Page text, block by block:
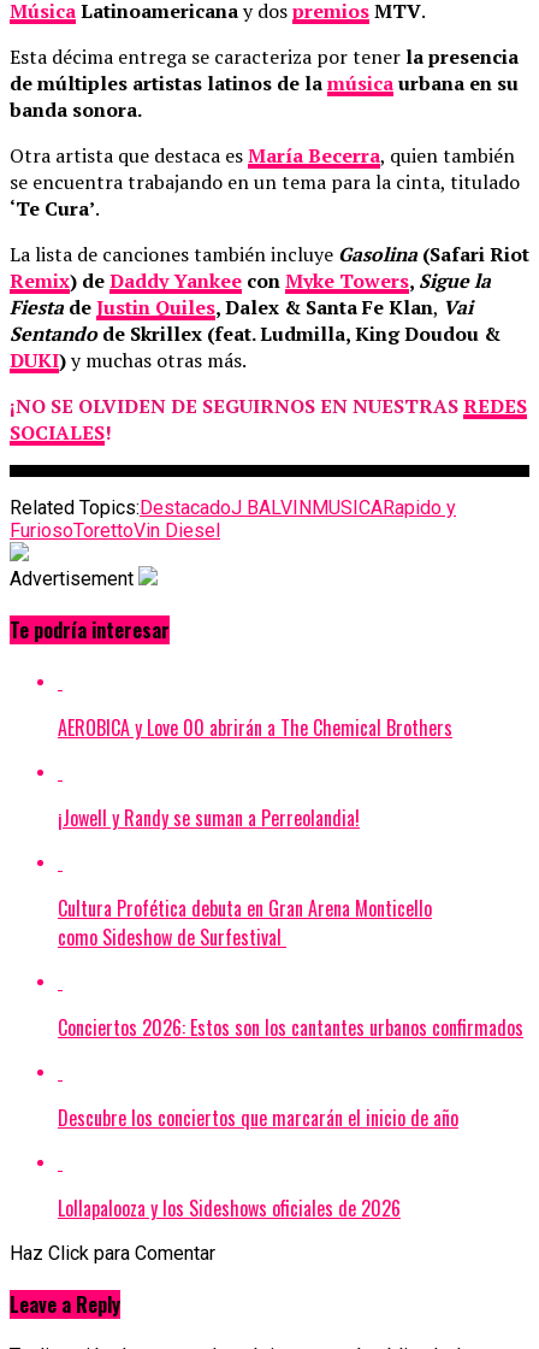
MúsicaLatinoamericanay dospremiosMTV.
Esta décima entrega se caracteriza por tener la presencia
de múltiples artistas latinos de lamúsicaurbana en su
banda sonora.
Otra artista que destaca esMaría Becerra, quien también
se encuentra trabajando en un tema para la cinta, titulado
‘Te Cura’.
La lista de canciones también incluye Gasolina (Safari Riot
Remix) deDaddy Yankee conMyke Towers, Sigue la
Fiesta deJustin Quiles, Dalex & Santa Fe Klan, Vai
Sentandode Skrillex (feat. Ludmilla, King Doudou &
DUKI)y muchas otras más.
¡NO SE OLVIDEN DE SEGUIRNOS EN NUESTRASREDES
SOCIALES!
Related Topics:DestacadoJ BALVINMUSICARapido y
FuriosoTorettoVin Diesel
Advertisement
Te podría interesar
AEROBICA y Love 00 abrirán a The Chemical Brothers
¡Jowell y Randy se suman a Perreolandia!
Cultura Profética debuta en Gran Arena Monticello
como Sideshow de Surfestival
Conciertos 2026: Estos son los cantantes urbanos confirmados
Descubre los conciertos que marcarán el inicio de año
Lollapalooza y los Sideshows oficiales de 2026
Haz Click para Comentar
Leave a Reply